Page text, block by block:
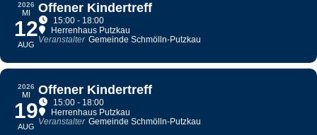
2026
MI
12
AUG
Offener Kindertreff
15:00 - 18:00
Herrenhaus Putzkau
Veranstalter Gemeinde Schmölln-Putzkau
2026
MI
19
AUG
Offener Kindertreff
15:00 - 18:00
Herrenhaus Putzkau
Veranstalter Gemeinde Schmölln-Putzkau